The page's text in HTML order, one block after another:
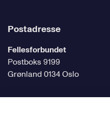
Postadresse
Fellesforbundet
Postboks 9199
Grønland 0134 Oslo